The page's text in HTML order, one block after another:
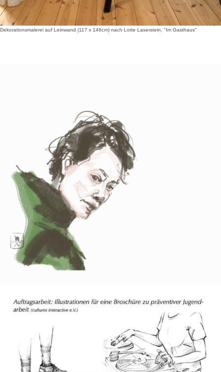
Dekorationsmalerei auf Leinwand (117 x 146cm) nach Lotte Laserstein, "Im Gasthaus"